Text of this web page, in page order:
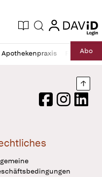
Aktuelle Ausgabe
Suche login
login
Apothekenpraxis RechtAbo
FacebookInstagram